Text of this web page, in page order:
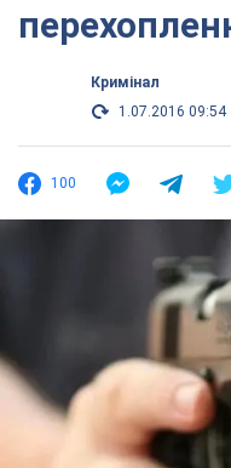
Кримінал
1.07.2016 09:54
100